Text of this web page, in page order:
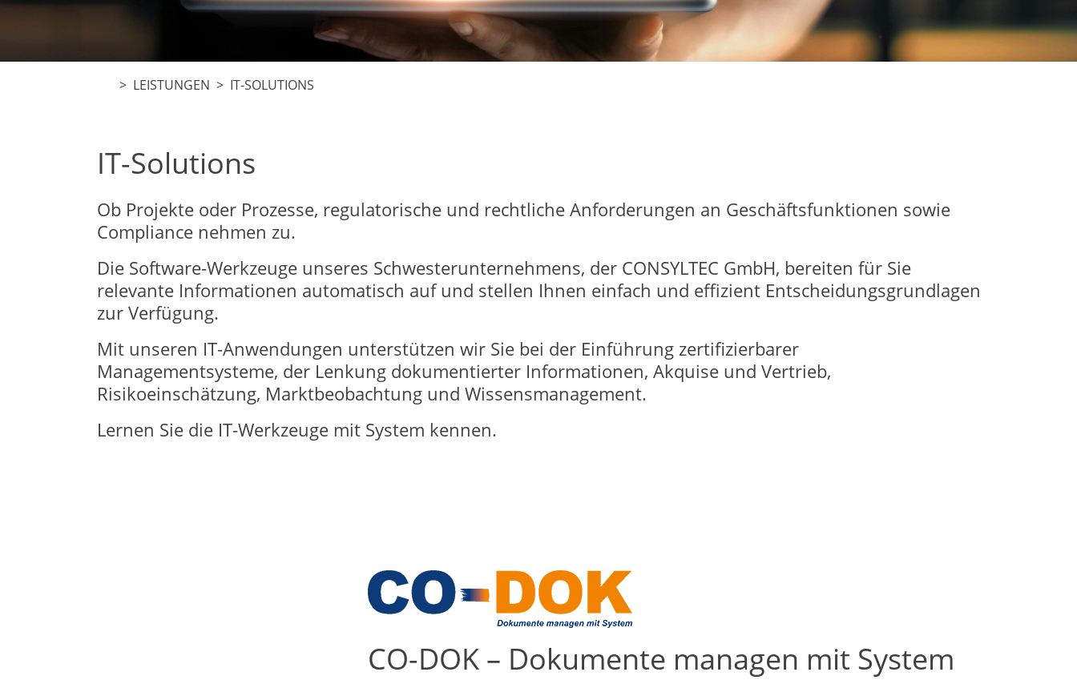
> LEISTUNGEN > IT-SOLUTIONS
IT-Solutions
Ob Projekte oder Prozesse, regulatorische und rechtliche Anforderungen an Geschäftsfunktionen sowie
Compliance nehmen zu.
Die Software-Werkzeuge unseres Schwesterunternehmens, der CONSYLTEC GmbH, bereiten für Sie
relevante Informationen automatisch auf und stellen Ihnen einfach und effizient Entscheidungsgrundlagen
zur Verfügung.
Mit unseren IT-Anwendungen unterstützen wir Sie bei der Einführung zertifizierbarer
Managementsysteme, der Lenkung dokumentierter Informationen, Akquise und Vertrieb,
Risikoeinschätzung, Marktbeobachtung und Wissensmanagement.
Lernen Sie die IT-Werkzeuge mit System kennen.
CO-DOK – Dokumente managen mit System